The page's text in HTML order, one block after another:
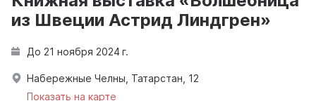
из Швеции Астрид Линдгрен»
До 21 ноября 2024 г.
Набережные Челны, Татарстан, 12
Показать на карте